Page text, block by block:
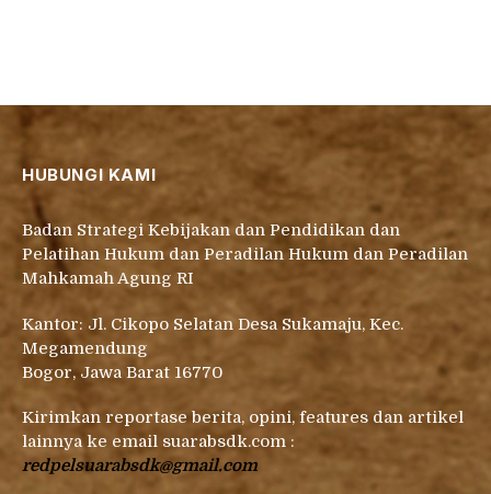
HUBUNGI KAMI
Badan Strategi Kebijakan dan Pendidikan dan
Pelatihan Hukum dan Peradilan Hukum dan Peradilan
Mahkamah Agung RI
Kantor: Jl. Cikopo Selatan Desa Sukamaju, Kec.
Megamendung
Bogor, Jawa Barat 16770
Kirimkan reportase berita, opini, features dan artikel
lainnya ke email suarabsdk.com :
redpelsuarabsdk@gmail.com